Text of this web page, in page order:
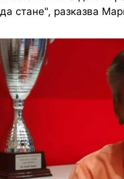
да стане", разказва